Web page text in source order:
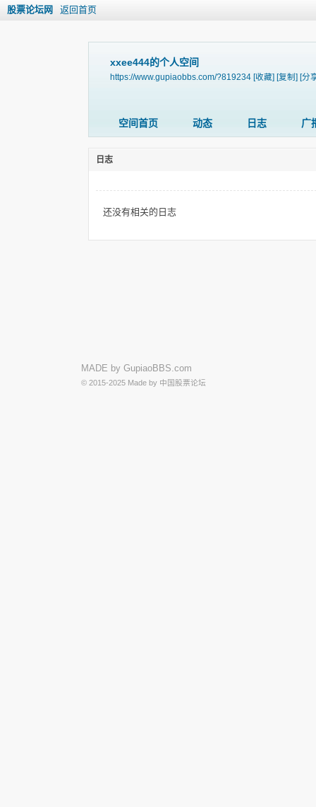
股票论坛网 返回首页
xxee444的个人空间
https://www.gupiaobbs.com/?819234 [收藏] [复制] [分
空间首页 动态 日志 广
日志
还没有相关的日志
MADE by GupiaoBBS.com
© 2015-2025 Made by 中国股票论坛